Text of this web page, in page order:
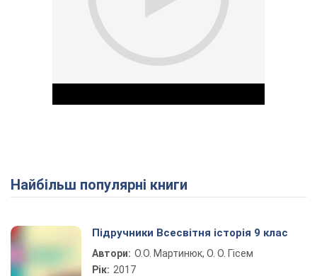
Play Video
Найбільш популярні книги
Підручники Всесвітня історія 9 клас
Автори: О.О. Мартинюк, О. О. Гісем
Рік: 2017